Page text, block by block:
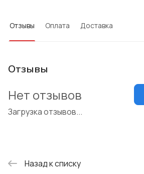
Отзывы Оплата Доставка
Отзывы
Загрузка отзывов...
Нет отзывов
Назад к списку